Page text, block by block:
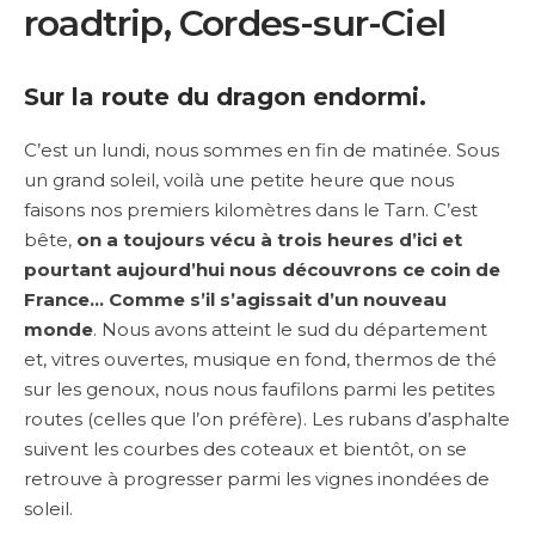
roadtrip, Cordes-sur-Ciel
Sur la route du dragon endormi.
C’est un lundi, nous sommes en fin de matinée. Sous
un grand soleil, voilà une petite heure que nous
faisons nos premiers kilomètres dans le Tarn. C’est
bête, on a toujours vécu à trois heures d’ici et
pourtant aujourd’hui nous découvrons ce coin de
France… Comme s’il s’agissait d’un nouveau
monde. Nous avons atteint le sud du département
et, vitres ouvertes, musique en fond, thermos de thé
sur les genoux, nous nous faufilons parmi les petites
routes (celles que l’on préfère). Les rubans d’asphalte
suivent les courbes des coteaux et bientôt, on se
retrouve à progresser parmi les vignes inondées de
soleil.